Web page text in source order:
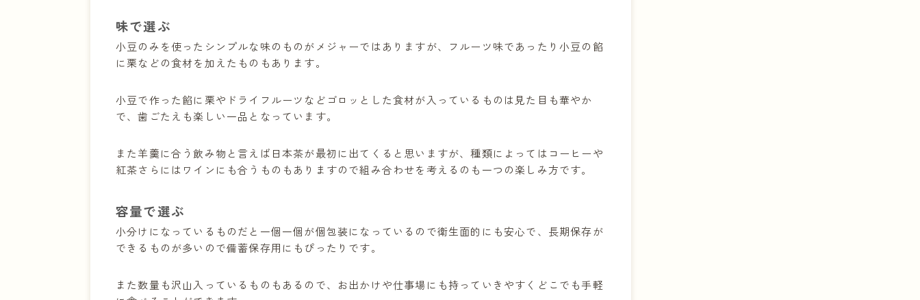
羊羹おすすめ45選のまとめ
味で選ぶ
小豆のみを使ったシンプルな味のものがメジャーではありますが、フルーツ味であったり小豆の餡
に栗などの食材を加えたものもあります。
小豆で作った餡に栗やドライフルーツなどゴロッとした食材が入っているものは見た目も華やか
で、歯ごたえも楽しい一品となっています。
また羊羹に合う飲み物と言えば日本茶が最初に出てくると思いますが、種類によってはコーヒーや
紅茶さらにはワインにも合うものもありますので組み合わせを考えるのも一つの楽しみ方です。
容量で選ぶ
小分けになっているものだと一個一個が個包装になっているので衛生面的にも安心で、長期保存が
できるものが多いので備蓄保存用にもぴったりです。
また数量も沢山入っているものもあるので、お出かけや仕事場にも持っていきやすくどこでも手軽